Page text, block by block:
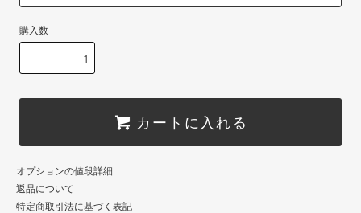
購入数
カートに入れる
オプションの値段詳細
返品について
特定商取引法に基づく表記